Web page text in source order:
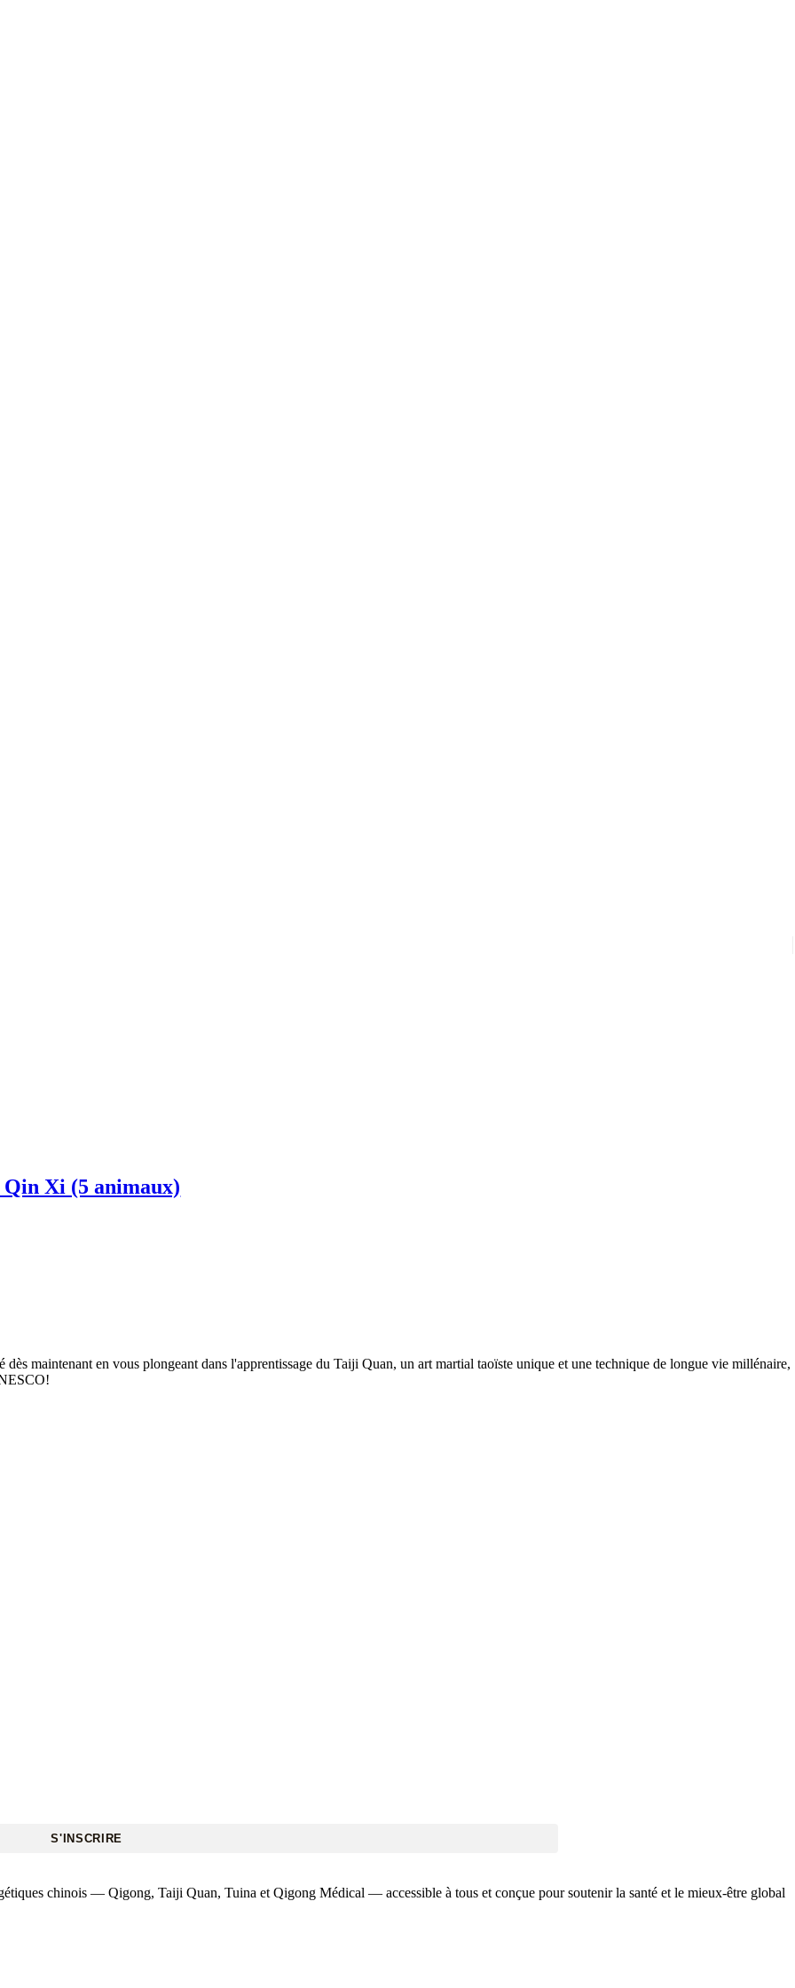
Xi (5 animaux)
maintenant en vous plongeant dans l'apprentissage du Taiji Quan, un art martial taoïste unique et une technique de longue vie millénaire,
S'INSCRIRE
chinois — Qigong, Taiji Quan, Tuina et Qigong Médical — accessible à tous et conçue pour soutenir la santé et le mieux-être global